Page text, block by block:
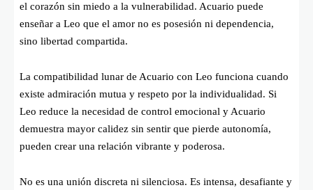
el corazón sin miedo a la vulnerabilidad. Acuario puede
enseñar a Leo que el amor no es posesión ni dependencia,
sino libertad compartida.
La compatibilidad lunar de Acuario con Leo funciona cuando
existe admiración mutua y respeto por la individualidad. Si
Leo reduce la necesidad de control emocional y Acuario
demuestra mayor calidez sin sentir que pierde autonomía,
pueden crear una relación vibrante y poderosa.
No es una unión discreta ni silenciosa. Es intensa, desafiante y